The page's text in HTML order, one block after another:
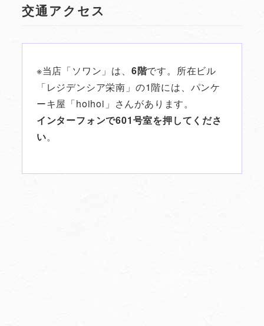
交通アクセス
※当店「ソワン」は、 6階です。所在ビル
「レジデンシア栄南」の1階には、パンケ
ーキ屋「hoihoi」さんがあります。
インターフォンで601号室を押してくださ
い。